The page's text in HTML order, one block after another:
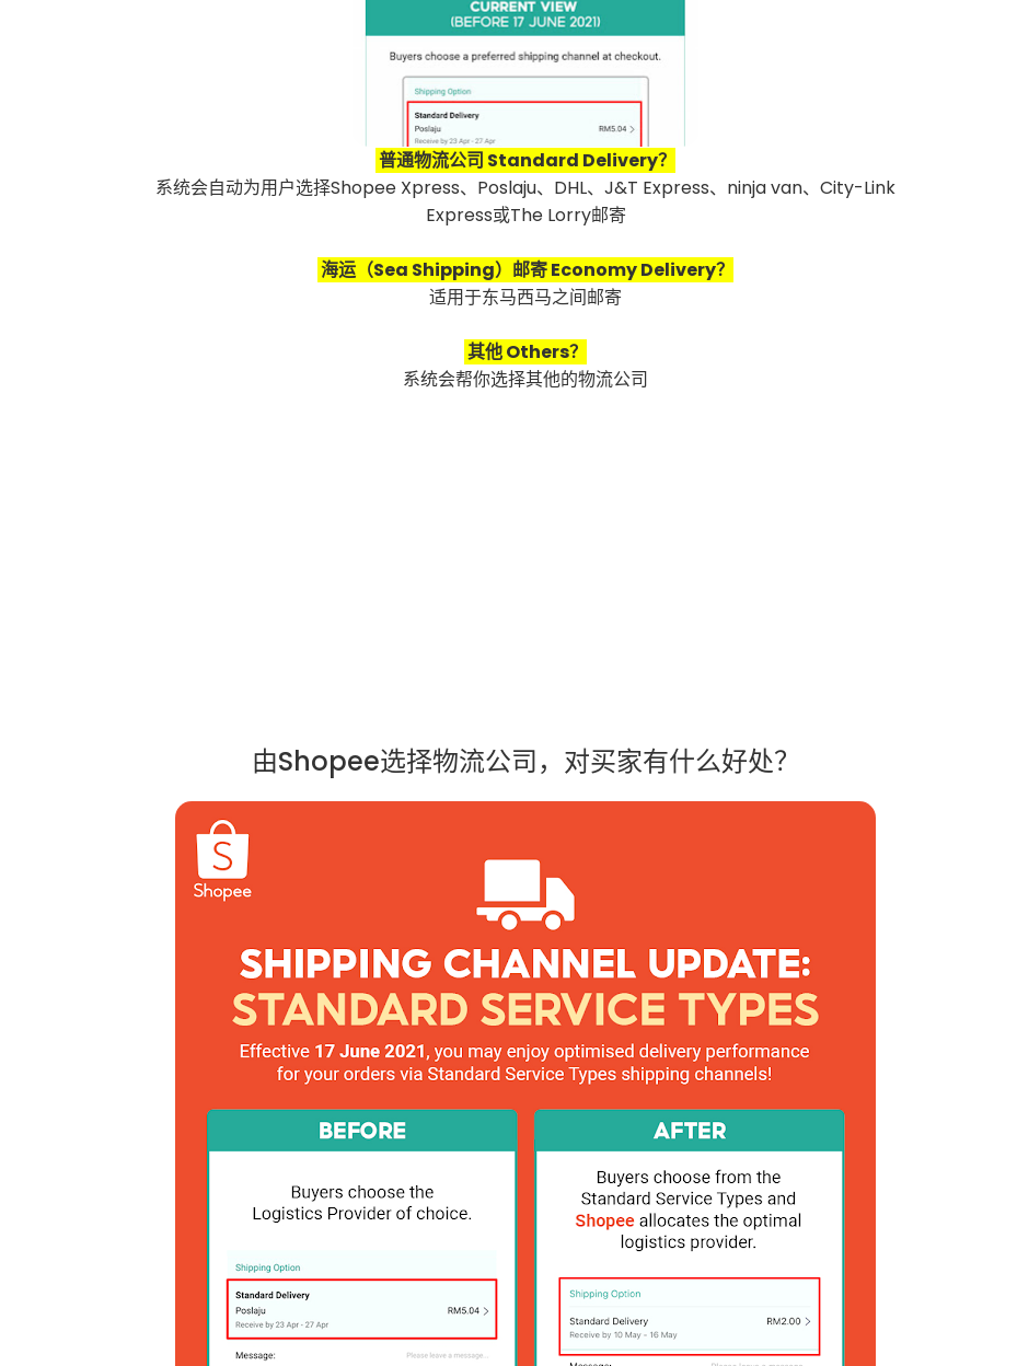
普通物流公司 Standard Delivery？
系统会自动为用户选择Shopee Xpress、Poslaju、DHL、J&T Express、ninja van、City-Link
Express或The Lorry邮寄
海运（Sea Shipping）邮寄 Economy Delivery？
适用于东马西马之间邮寄
其他 Others？
系统会帮你选择其他的物流公司
由Shopee选择物流公司，对买家有什么好处？